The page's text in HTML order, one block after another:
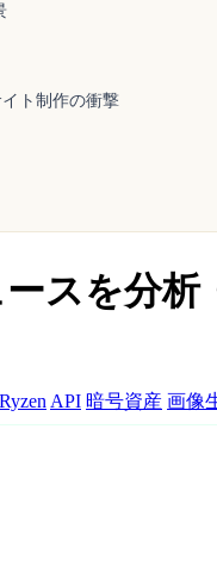
ト制作の衝撃
スを分
RyzenAPI 暗号資産 画像